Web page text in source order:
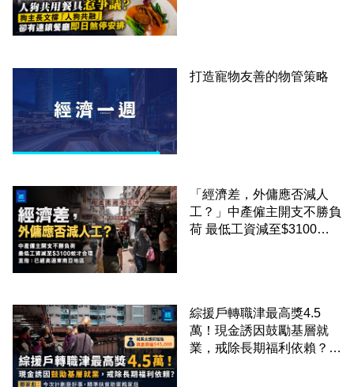
打造寵物友善的物管策略
「經濟差，外傭應否減人
工？」中產僱主開支不勝負
荷 最低工資減至$3100蚊
綜援戶轉職津最高獎4.5
萬！現金誘因鼓勵基層就
業，戒除長期福利依賴？鄧